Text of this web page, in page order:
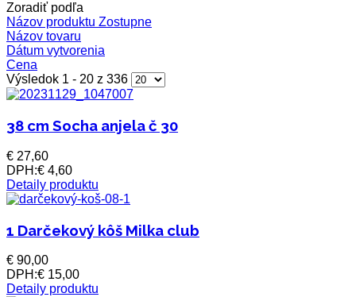
Zoradiť podľa
Názov produktu Zostupne
Názov tovaru
Dátum vytvorenia
Cena
Výsledok 1 - 20 z 336
38 cm Socha anjela č 30
€ 27,60
DPH:€ 4,60
Detaily produktu
1 Darčekový kôš Milka club
€ 90,00
DPH:€ 15,00
Detaily produktu